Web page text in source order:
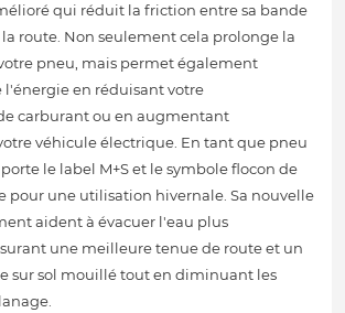
qui réduit la friction entre sa bande
route. Non seulement cela prolonge la
pneu, mais permet également
l'énergie en réduisant votre
carburant ou en augmentant
véhicule électrique. En tant que pneu
le label M+S et le symbole flocon de
pour une utilisation hivernale. Sa nouvelle
aident à évacuer l'eau plus
une meilleure tenue de route et un
sur sol mouillé tout en diminuant les